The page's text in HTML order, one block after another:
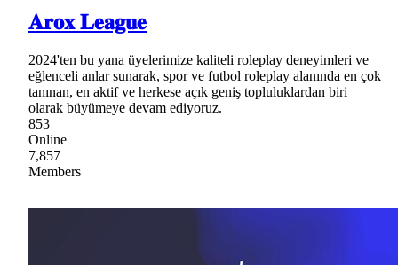
𝐀𝐫𝐨𝐱 𝐋𝐞𝐚𝐠𝐮𝐞
2024'ten bu yana üyelerimize kaliteli roleplay deneyimleri ve
eğlenceli anlar sunarak, spor ve futbol roleplay alanında en çok
tanınan, en aktif ve herkese açık geniş topluluklardan biri
olarak büyümeye devam ediyoruz.
853
Online
7,857
Members